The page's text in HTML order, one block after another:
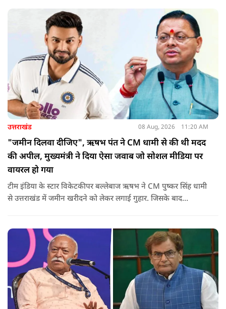
उत्तराखंड 08 Aug, 2026 11:20 AM
"जमीन दिलवा दीजिए", ऋषभ पंत ने CM धामी से की थी मदद
की अपील, मुख्यमंत्री ने दिया ऐसा जवाब जो सोशल मीडिया पर
वायरल हो गया
टीम इंडिया के स्टार विकेटकीपर बल्लेबाज ऋषभ ने CM पुष्कर सिंह धामी
से उत्तराखंड में जमीन खरीदने को लेकर लगाई गुहार. जिसके बाद